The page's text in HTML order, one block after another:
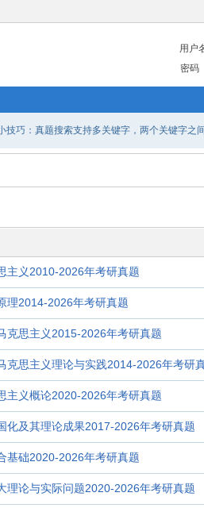
用户
密码
技巧：真题搜索支持多关键字，两个关键字之
主义2010-2026年考研真题
理2014-2026年考研真题
克思主义2015-2026年考研真题
思主义理论与实践2014-2026年考研
主义概论2020-2026年考研真题
化及其理论成果2017-2026年考研真题
基础2020-2026年考研真题
理论与实际问题2020-2026年考研真题